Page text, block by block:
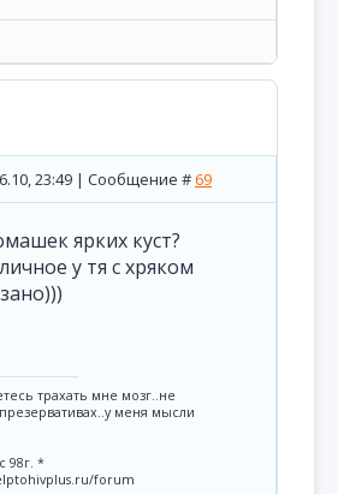
23:49 | Сообщение #69
ярких куст?
у тя с хряком
трахать мне мозг..не
меня мысли
98г. *
forum